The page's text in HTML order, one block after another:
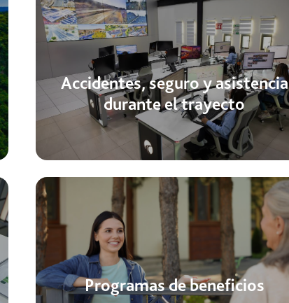
Accidentes, seguro y asistencia
durante el trayecto
Programas de beneficios